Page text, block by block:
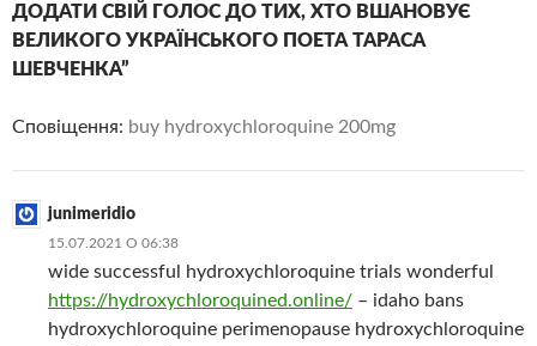
ДОДАТИ СВІЙ ГОЛОС ДО ТИХ, ХТО ВШАНОВУЄ
ВЕЛИКОГО УКРАЇНСЬКОГО ПОЕТА ТАРАСА
ШЕВЧЕНКА”
Сповіщення: buy hydroxychloroquine 200mg
junimeridio
15.07.2021 О 06:38
wide successful hydroxychloroquine trials wonderful
https://hydroxychloroquined.online/ – idaho bans
hydroxychloroquine perimenopause hydroxychloroquine